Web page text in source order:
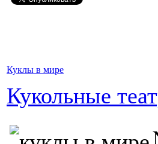
Куклы в мире
Кукольные